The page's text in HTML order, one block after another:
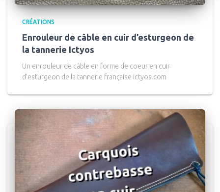
CRÉATIONS
Enrouleur de câble en cuir d’esturgeon de
la tannerie Ictyos
Un enrouleur de câble en forme de coeur en cuir
d’esturgeon de la tannerie française Ictyos.com